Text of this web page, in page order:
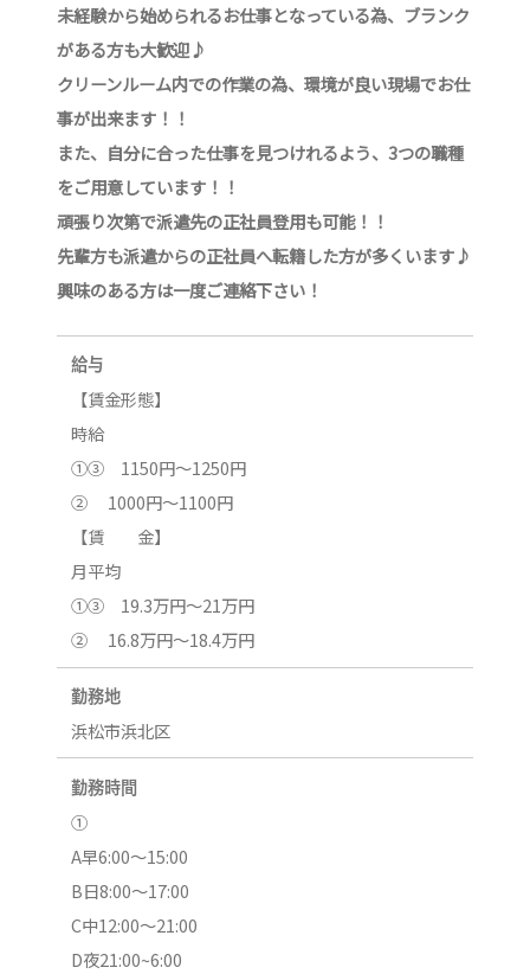
未経験から始められるお仕事となっている為、ブランク
がある方も大歓迎♪
クリーンルーム内での作業の為、環境が良い現場でお仕
事が出来ます！！
また、自分に合った仕事を見つけれるよう、3つの職種
をご用意しています！！
頑張り次第で派遣先の正社員登用も可能！！
先輩方も派遣からの正社員へ転籍した方が多くいます♪
興味のある方は一度ご連絡下さい！
給与
【賃金形態】
時給
①③ 1150円～1250円
② 1000円～1100円
【賃 金】
月平均
①③ 19.3万円～21万円
② 16.8万円～18.4万円
勤務地
浜松市浜北区
勤務時間
①
A早6:00～15:00
B日8:00～17:00
C中12:00～21:00
D夜21:00~6:00